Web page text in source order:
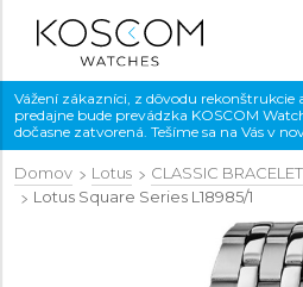
Vážení zákazníci, z dôvodu rekonštrukcie
predajne bude prevádzka KOSCOM
dočasne zatvorená. Tešíme sa na Vás v
Domov Lotus
CLASSIC BRACELET
Lotus Square Series L18985/1